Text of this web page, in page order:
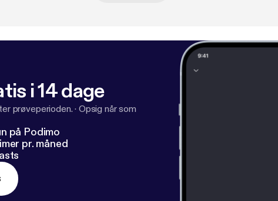
i 14 dage
prøveperioden. · Opsig når som
på Podimo
pr. måned